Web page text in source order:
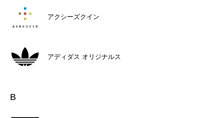
アクシーズクイン
アディダス オリジナルス
B